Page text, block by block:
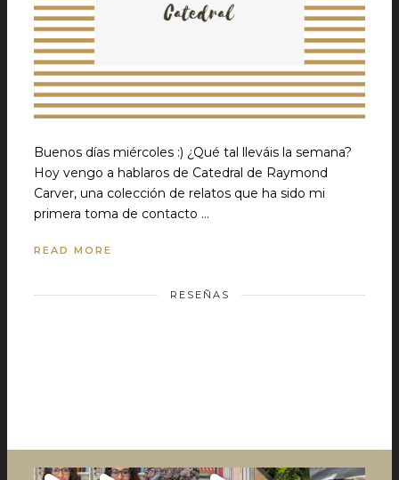
Buenos días miércoles :) ¿Qué tal lleváis la semana?
Hoy vengo a hablaros de Catedral de Raymond
Carver, una colección de relatos que ha sido mi
primera toma de contacto …
READ MORE
RESEÑAS